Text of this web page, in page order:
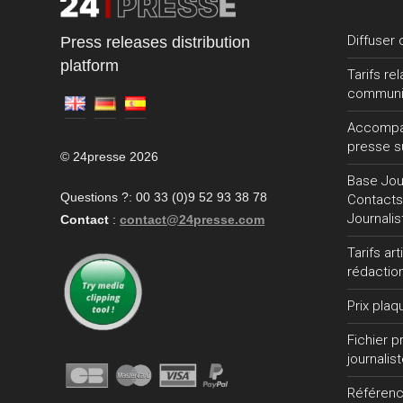
Press releases distribution
platform
© 24presse 2026
Questions ?: 00 33 (0)9 52 93 38 78
Contact : contact@24presse.com
Diffuser
Tarifs
presse
Base
Tarifs
Prix
Fichier